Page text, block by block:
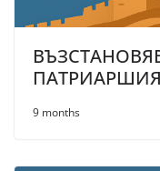
ПАТРИАРШИЯ
9 months